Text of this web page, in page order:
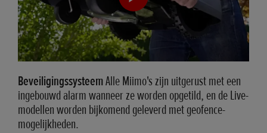
BeveiligingssysteemAlle Miimo's zijn uitgerust met een
ingebouwd alarm wanneer ze worden opgetild, en de Live-
modellen worden bijkomend geleverd met geofence-
mogelijkheden.